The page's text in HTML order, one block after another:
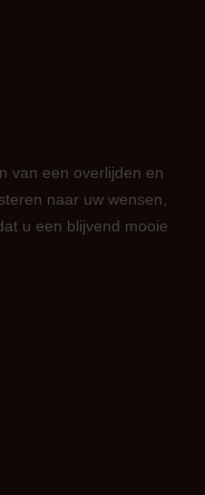
van een overlijden en
naar uw wensen,
u een blijvend mooie